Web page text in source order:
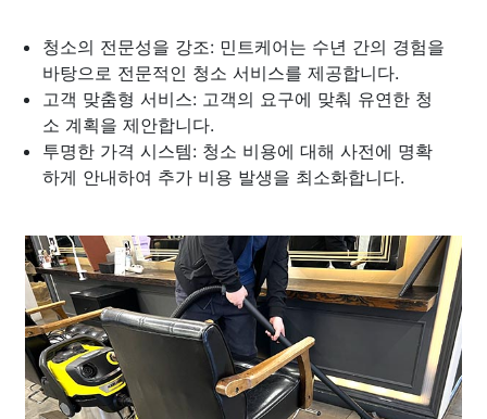
청소의 전문성을 강조: 민트케어는 수년 간의 경험을
바탕으로 전문적인 청소 서비스를 제공합니다.
고객 맞춤형 서비스: 고객의 요구에 맞춰 유연한 청
소 계획을 제안합니다.
투명한 가격 시스템: 청소 비용에 대해 사전에 명확
하게 안내하여 추가 비용 발생을 최소화합니다.